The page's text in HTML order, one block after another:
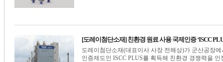
[도레이첨단소재] 친환경 원료 사용 국제인증 ‘ISCC
도레이첨단소재(대표이사 사장 전해상)가 군산공장
인증제도인 ISCC PLUS를 획득해 친환경 경쟁력을